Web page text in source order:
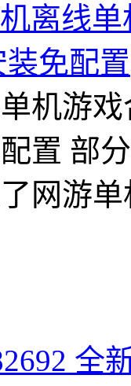
离线
免配置
机游
置 部
网游
全